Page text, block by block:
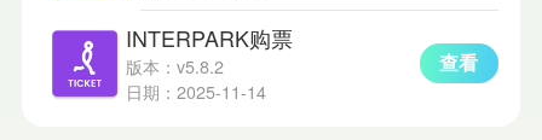
INTERPARK购票
版本：v5.8.2
日期：2025-11-14
查看